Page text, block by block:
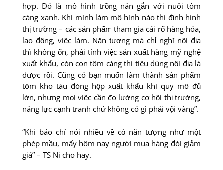
hợp. Ðó là mô hình trồng năn gắn với nuôi tôm
càng xanh. Khi mình làm mô hình nào thì định hình
thị trường – các sản phẩm tham gia cái rổ hàng hóa,
lao động, việc làm. Năn tượng mà chỉ nghĩ nội địa
thì không ổn, phải tính việc sản xuất hàng mỹ nghệ
xuất khẩu, còn con tôm càng thì tiêu dùng nội địa là
được rồi. Cũng có bạn muốn làm thành sản phẩm
tôm kho tàu đóng hộp xuất khẩu khi quy mô đủ
lớn, nhưng mọi việc cần đo lường cơ hội thị trường,
năng lực cạnh tranh chứ không có gì phải vội vàng”.
“Khi báo chí nói nhiều về cỏ năn tượng như một
phép mầu, mấy hôm nay người mua hàng đòi giảm
giá” – TS Ni cho hay.